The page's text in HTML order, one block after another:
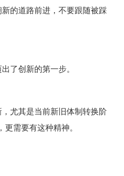
的道路前进，不要跟随被踩
了创新的第一步。
尤其是当前新旧体制转换阶
需要有这种精神。